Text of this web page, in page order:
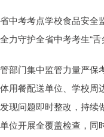
中考考点学校食品安
守护全省中考考生“舌
部门集中监管力量严
用餐配送单位、学校
现问题即时整改，持
位开展全覆盖检查，